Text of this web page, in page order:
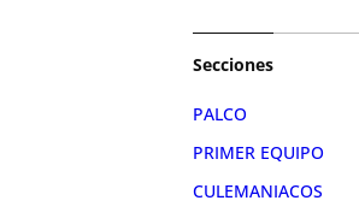
Secciones
PALCO
PRIMER EQUIPO
CULEMANIACOS